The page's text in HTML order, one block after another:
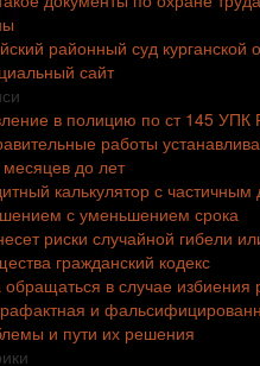
районный суд курганской
сайт
в полицию по ст 145 УПК
работы
месяцев до лет
калькулятор с
с уменьшением срока
риски случайной гибели
гражданский кодекс
обращаться в случае избиения
и
и пути их решения